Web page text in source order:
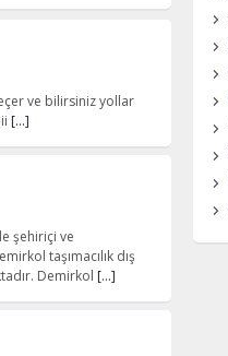
ve bilirsiniz yollar
[…]
şehiriçi ve
taşımacılık dış
Demirkol […]